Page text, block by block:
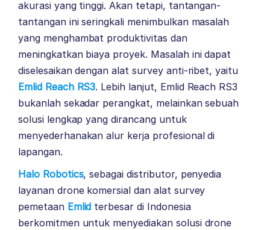
akurasi yang tinggi. Akan tetapi, tantangan-
tantangan ini seringkali menimbulkan masalah
yang menghambat produktivitas dan
meningkatkan biaya proyek. Masalah ini dapat
diselesaikan dengan alat survey anti-ribet, yaitu
Emlid Reach RS3. Lebih lanjut, Emlid Reach RS3
bukanlah sekadar perangkat, melainkan sebuah
solusi lengkap yang dirancang untuk
menyederhanakan alur kerja profesional di
lapangan.
Halo Robotics, sebagai distributor, penyedia
layanan drone komersial dan alat survey
pemetaan Emlid terbesar di Indonesia
berkomitmen untuk menyediakan solusi drone